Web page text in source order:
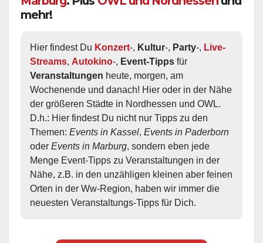
mehr!
Hier findest Du Konzert Kultur Party
Live-
Streams
Autokino Event-Tipps
Veranstaltungen heute, morgen, am
Wochenende und danach! Hier oder in der Nähe
der größeren Städte in Nordhessen und OWL.
D.h.: Hier findest Du nicht nur Tipps zu den
Themen: Events in Kassel Events in Paderborn
oder Events in Marburg , sondern eben jede
Menge Event-Tipps zu Veranstaltungen in der
Nähe, z.B. in den unzähligen kleinen aber feinen
Orten in der Ww-Region, haben wir immer die
neuesten Veranstaltungs-Tipps für Dich.